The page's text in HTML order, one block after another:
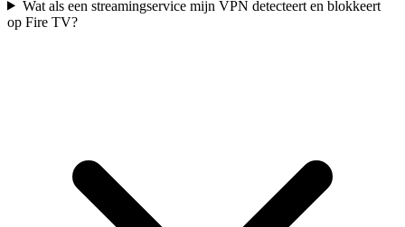
Wat als een streamingservice mijn VPN detecteert en blokkeert
op Fire TV?